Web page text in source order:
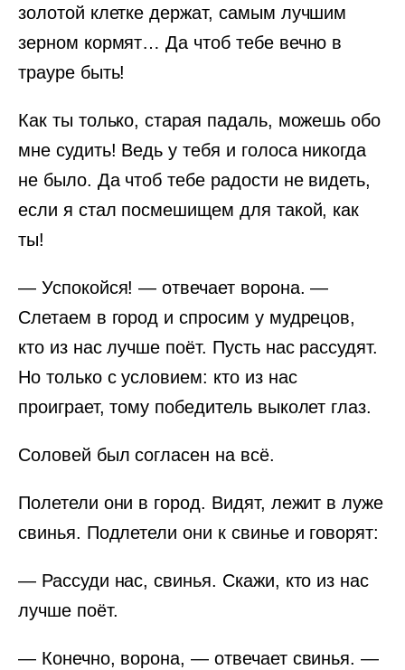
золотой клетке держат, самым лучшим
зерном кормят… Да чтоб тебе вечно в
трауре быть!
Как ты только, старая падаль, можешь обо
мне судить! Ведь у тебя и голоса никогда
не было. Да чтоб тебе радости не видеть,
если я стал посмешищем для такой, как
ты!
— Успокойся! — отвечает ворона. —
Слетаем в город и спросим у мудрецов,
кто из нас лучше поёт. Пусть нас рассудят.
Но только с условием: кто из нас
проиграет, тому победитель выколет глаз.
Соловей был согласен на всё.
Полетели они в город. Видят, лежит в луже
свинья. Подлетели они к свинье и говорят:
— Рассуди нас, свинья. Скажи, кто из нас
лучше поёт.
— Конечно, ворона, — отвечает свинья. —